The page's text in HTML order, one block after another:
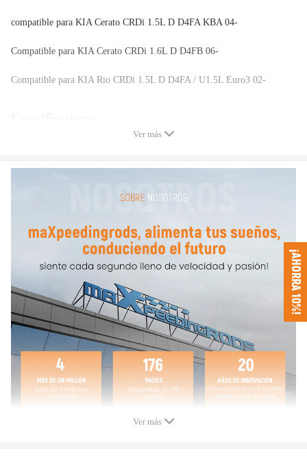
compatible para KIA Cerato CRDi 1.5L D D4FA KBA 04-
Compatible para KIA Cerato CRDi 1.6L D D4FB 06-
Compatible para KIA Rio CRDi 1.5L D D4FA / U1.5L Euro3 02-
Tipo de motor: U1.5L Euro 3 D4FA, D4FB, KBA
* Tipo de rodamiento: rodamiento diario
* Accesorios: obtendrá exactamente como se muestra en la imagen
740603-5001S, 782403-5002S, 782403-5003S
740611-5001S, 740611-5003S
28201-2A100, 28201-2A110, 28201-2A120, 28200-2A160,
282012A100,
282012A110, 282002A160, 740611-3, 740611-0001,
740611-0003, 740611-0005, 766111-5001S, 766111-0001,
766111-1, 766111-2, 766111-3, 766111-4, 766111-5, 766111-6, 766111-7,
766111-8, 766111-9, 766111-10, 782403-0001, 782403-5001S, 782403-
Ver más
Ver más
¡AHORRA 10%!